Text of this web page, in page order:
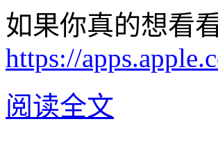
如果你真的想看
https://
阅读全文